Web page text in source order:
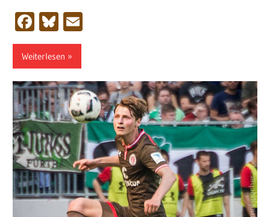
Facebook
Bluesky
Weiterlesen